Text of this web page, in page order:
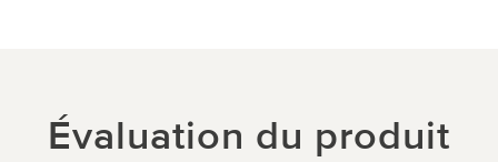
Évaluation du produit